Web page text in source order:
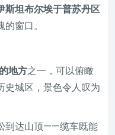
斯坦布尔埃于普苏丹区
窗口。
地方之一，可以俯瞰
史城区，景色令人叹为
到达山顶——缆车既能